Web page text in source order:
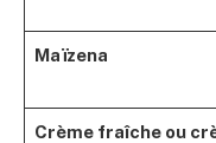
Maïzena
Crème fraîche ou